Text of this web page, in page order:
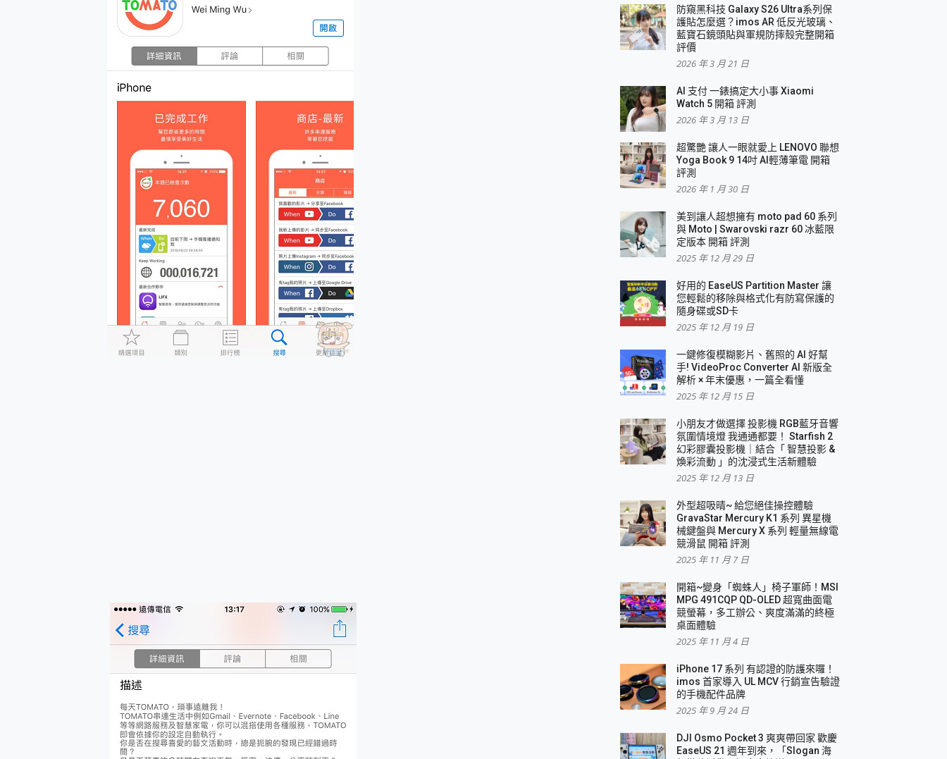
Xiaomi 14 Ultra 開箱 評測~ 有深度的 Leica 影像旗艦手機! 加碼小旗艦 Xiaomi 14 開箱 評測
vivo TWS 3e 真無線藍牙耳機智慧降噪升級、音質明亮溫潤，並支援雙設備連接~
MSI Claw 掌機專屬配件包 來囉 完美保護 MSI Claw A1M-026TW 電競掌機
人像旗艦 vivo V30 系列 開箱 評測! 首搭蔡司光學鏡頭、攝影棚級柔光環、拍攝功能最好玩的美拍神機 vivo V30 Pro
多個願望一次滿足 超強散熱 微星 MSI Claw A1M-026TW 電競掌機 開箱 評測
一吸完美對位 擁有超強吸力與超好用的隱磁支架 O-ONE MAG 最會吸的行動電源 開箱 評測
OPPO 哈蘇 300mm 專業增距鏡實測：Find X9 Ultra 光學長焦隨手拍，紀錄生活就是這麼簡單
Motorola edge 70 pro 及 moto g37 power上市，登錄在送飛利浦氣炸鍋
近八千元的 Soundcore Liberty 5 Pro Max，有螢幕的耳機會是智商稅嗎?
ASUS Pad 全面應援 Me Time，加碼愛奇藝黃金雙周卡體驗，專案價最低 NT$0 起
防窺黑科技 Galaxy S26 Ultra系列保
護貼怎麼選？imos AR 低反光玻璃、
藍寶石鏡頭貼與軍規防摔殼完整開箱
評價
2026 年 3 月 21 日
AI 支付 一錶搞定大小事 Xiaomi
Watch 5 開箱 評測
2026 年 3 月 13 日
超驚艷 讓人一眼就愛上 LENOVO 聯想
Yoga Book 9 14吋 AI輕薄筆電 開箱
評測
2026 年 1 月 30 日
美到讓人超想擁有 moto pad 60 系列
與 Moto | Swarovski razr 60 冰藍限
定版本 開箱 評測
2025 年 12 月 29 日
好用的 EaseUS Partition Master 讓
您輕鬆的移除與格式化有防寫保護的
隨身碟或SD卡
2025 年 12 月 19 日
一鍵修復模糊影片、舊照的 AI 好幫
手! VideoProc Converter AI 新版全
解析 × 年末優惠，一篇全看懂
2025 年 12 月 15 日
小朋友才做選擇 投影機 RGB藍牙音響
氛圍情境燈 我通通都要！ Starfish 2
幻彩膠囊投影機｜結合「 智慧投影 &
煥彩流動 」的沈浸式生活新體驗
2025 年 12 月 13 日
外型超吸晴~ 給您絕佳操控體驗
GravaStar Mercury K1 系列 異星機
械鍵盤與 Mercury X 系列 輕量無線電
競滑鼠 開箱 評測
2025 年 11 月 7 日
開箱~變身「蜘蛛人」椅子軍師！MSI
MPG 491CQP QD-OLED 超寬曲面電
競螢幕，多工辦公、爽度滿滿的終極
桌面體驗
2025 年 11 月 4 日
iPhone 17 系列 有認證的防護來囉！
imos 首家導入 UL MCV 行銷宣告驗證
的手機配件品牌
2025 年 9 月 24 日
DJI Osmo Pocket 3 爽爽帶回家 歡慶
EaseUS 21 週年到來，「Slogan 海